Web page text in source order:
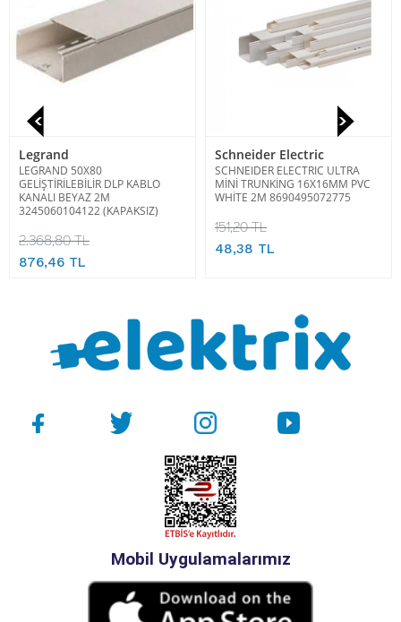
Legrand
LEGRAND 50X80
GELİŞTİRİLEBİLİR DLP KABLO
KANALI BEYAZ 2M
3245060104122 (KAPAKSIZ)
2.368,80 TL
876,46 TL
Schneider Electric
SCHNEIDER ELECTRIC ULTRA
MİNİ TRUNKİNG 16X16MM PVC
WHİTE 2M 8690495072775
151,20 TL
48,38 TL
Mobil Uygulamalarımız